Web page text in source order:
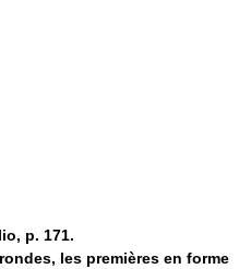
p. 171.
les premières en forme